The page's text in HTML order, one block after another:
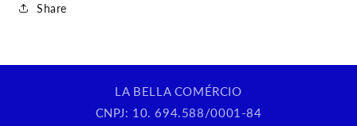
Share
LA BELLA COMÉRCIO
CNPJ: 10. 694.588/0001-84